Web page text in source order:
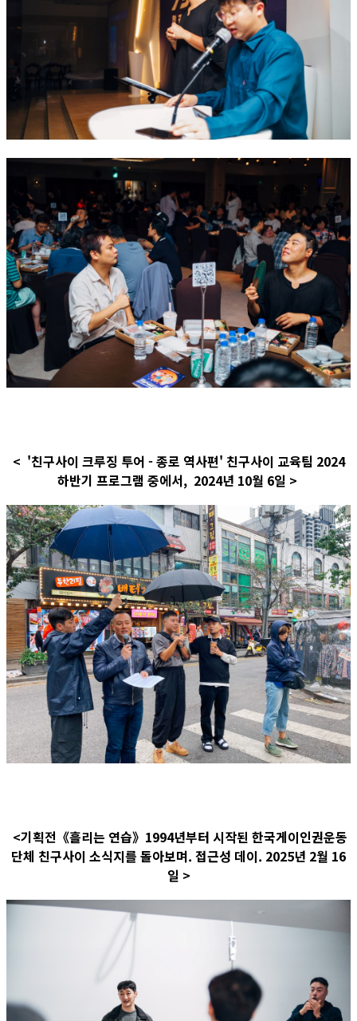
< '친구사이 크루징 투어 - 종로 역사편' 친구사이 교육팀 2024
하반기 프로그램 중에서, 2024년 10월 6일 >
<기획전《흘리는 연습》1994년부터 시작된 한국게이인권운동
단체 친구사이 소식지를 돌아보며. 접근성 데이. 2025년 2월 16
일 >